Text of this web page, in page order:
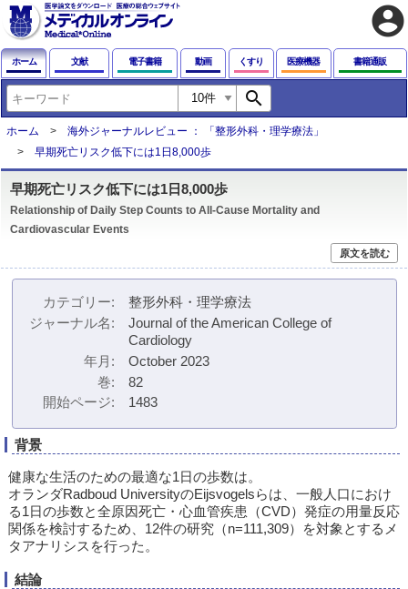
account_circle
ホーム 文献 電子書籍 動画 くすり 医療機器 書籍通販
search
ホーム
海外ジャーナルレビュー ： 「整形外科・理学療法」
早期死亡リスク低下には1日8,000歩
早期死亡リスク低下には1日8,000歩
Relationship of Daily Step Counts to All-Cause Mortality and
Cardiovascular Events
原文を読む
カテゴリー
整形外科・理学療法
ジャーナル名
Journal of the American College of
Cardiology
年月
October 2023
巻
82
開始ページ
1483
背景
健康な生活のための最適な1日の歩数は。
オランダRadboud UniversityのEijsvogelsらは、一般人口におけ
る1日の歩数と全原因死亡・心血管疾患（CVD）発症の用量反応
関係を検討するため、12件の研究（n=111,309）を対象とするメ
タアナリシスを行った。
結論